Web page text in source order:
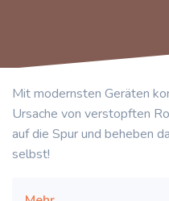
Mit modernsten Geräten
Ursache von verstopften
auf die Spur und beheben
selbst!